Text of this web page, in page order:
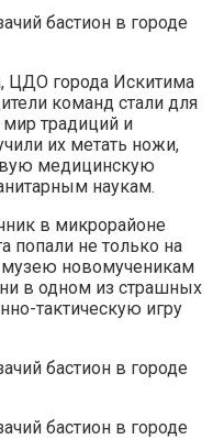
ЦДО города Искитима
команд стали для
традиций и
их метать ножи,
медицинскую
наукам.
в микрорайоне
попали не только на
новомученикам
в одном из страшных
тактическую игру